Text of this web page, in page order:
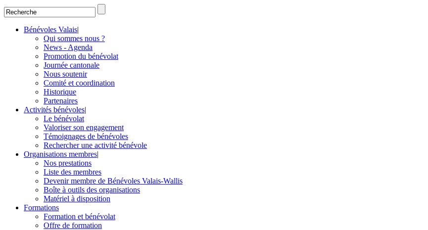
Bénévoles Valais|
Qui sommes nous ?
News - Agenda
Promotion du bénévolat
Journée cantonale
Nous soutenir
Comité et coordination
Historique
Partenaires
Activités bénévoles|
Le bénévolat
Valoriser son engagement
Témoignages de bénévoles
Rechercher une activité bénévole
Organisations membres|
Nos prestations
Liste des membres
Devenir membre de Bénévoles Valais-Wallis
Boîte à outils des organisations
Matériel à disposition
Formations
Formation et bénévolat
Offre de formation